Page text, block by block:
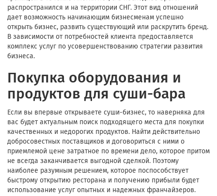
распространился и на территории СНГ. Этот вид отношений
дает возможность начинающим бизнесменам успешно
открыть бизнес, развить существующий или раскрутить бренд.
В зависимости от потребностей клиента предоставляется
комплекс услуг по усовершенствованию стратегии развития
бизнеса.
Покупка оборудования и
продуктов для суши-бара
Если вы впервые открываете суши-бизнес, то наверняка для
вас будет актуальным поиск подходящего места для покупки
качественных и недорогих продуктов. Найти действительно
добросовестных поставщиков и договориться с ними о
приемлемой цене затратное по времени дело, которое притом
не всегда заканчивается выгодной сделкой. Поэтому
наиболее разумным решением, которое поспособствует
быстрому открытию ресторана и получению прибыли будет
использование услуг опытных и надежных франчайзеров.